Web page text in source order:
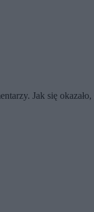
Jak się okazało,